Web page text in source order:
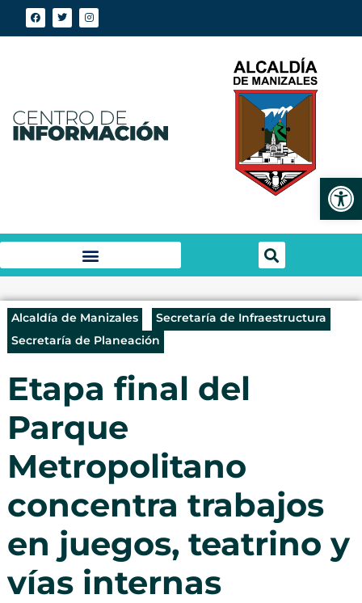
Alcaldía de Manizales
Secretaría de Infraestructura
Secretaría de Planeación
Etapa final del
Parque
Metropolitano
concentra trabajos
en juegos, teatrino y
vías internas